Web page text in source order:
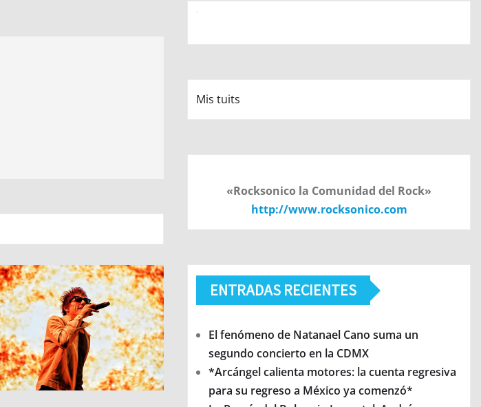
Mis tuits
«Rocksonico la Comunidad del Rock»
http://www.rocksonico.com
ENTRADAS RECIENTES
El fenómeno de Natanael Cano suma un
segundo concierto en la CDMX
*Arcángel calienta motores: la cuenta regresiva
para su regreso a México ya comenzó*